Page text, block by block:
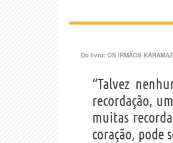
Do livro: OS IRMÃOS
“Talvez
recordação,
muitas
coração, pode